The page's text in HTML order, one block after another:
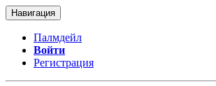
Навигация
Палмдейл
Войти
Регистрация